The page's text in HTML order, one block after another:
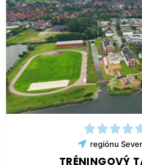
regiónu
TRÉNINGOVÝ